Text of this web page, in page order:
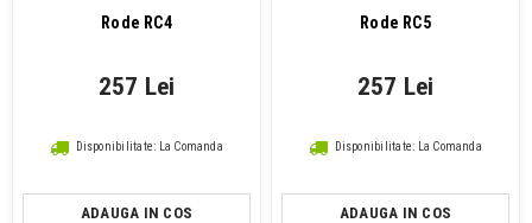
Rode RC4
257 Lei
Disponibilitate: La Comanda
ADAUGA IN COS
Rode RC5
257 Lei
Disponibilitate: La Comanda
ADAUGA IN COS